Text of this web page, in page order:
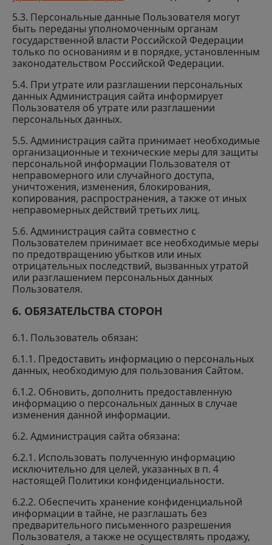
5.3. Персональные данные Пользователя могут
быть переданы уполномоченным органам
государственной власти Российской Федерации
только по основаниям и в порядке, установленным
законодательством Российской Федерации.
5.4. При утрате или разглашении персональных
данных Администрация сайта информирует
Пользователя об утрате или разглашении
персональных данных.
5.5. Администрация сайта принимает необходимые
организационные и технические меры для защиты
персональной информации Пользователя от
неправомерного или случайного доступа,
уничтожения, изменения, блокирования,
копирования, распространения, а также от иных
неправомерных действий третьих лиц.
5.6. Администрация сайта совместно с
Пользователем принимает все необходимые меры
по предотвращению убытков или иных
отрицательных последствий, вызванных утратой
или разглашением персональных данных
Пользователя.
6. ОБЯЗАТЕЛЬСТВА СТОРОН
6.1. Пользователь обязан:
6.1.1. Предоставить информацию о персональных
данных, необходимую для пользования Сайтом.
6.1.2. Обновить, дополнить предоставленную
информацию о персональных данных в случае
изменения данной информации.
6.2. Администрация сайта обязана:
6.2.1. Использовать полученную информацию
исключительно для целей, указанных в п. 4
настоящей Политики конфиденциальности.
6.2.2. Обеспечить хранение конфиденциальной
информации в тайне, не разглашать без
предварительного письменного разрешения
Пользователя, а также не осуществлять продажу,